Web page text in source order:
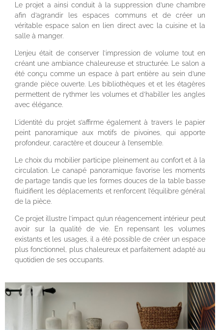
Le projet a ainsi conduit à la suppression d’une chambre
afin d’agrandir les espaces communs et de créer un
véritable espace salon en lien direct avec la cuisine et la
salle à manger.
L’enjeu était de conserver l’impression de volume tout en
créant une ambiance chaleureuse et structurée. Le salon a
été conçu comme un espace à part entière au sein d’une
grande pièce ouverte. Les bibliothèques et et les étagères
permettent de rythmer les volumes et d’habiller les angles
avec élégance.
L’identité du projet s’affirme également à travers le papier
peint panoramique aux motifs de pivoines, qui apporte
profondeur, caractère et douceur à l’ensemble.
Le choix du mobilier participe pleinement au confort et à la
circulation. Le canapé panoramique favorise les moments
de partage tandis que les formes douces de la table basse
fluidifient les déplacements et renforcent l’équilibre général
de la pièce.
Ce projet illustre l’impact qu’un réagencement intérieur peut
avoir sur la qualité de vie. En repensant les volumes
existants et les usages, il a été possible de créer un espace
plus fonctionnel, plus chaleureux et parfaitement adapté au
quotidien de ses occupants.